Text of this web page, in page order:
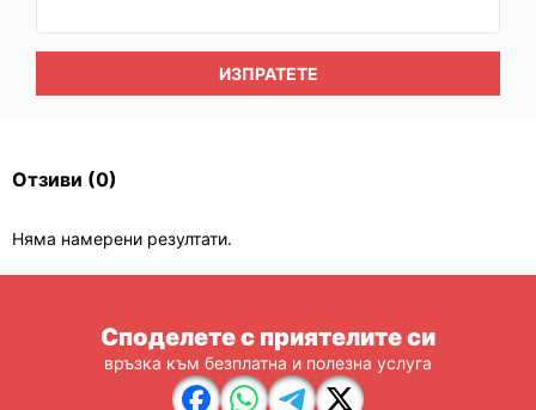
ИЗПРАТЕТЕ
Отзиви (0)
Няма намерени резултати.
Споделете с приятелите си
връзка към безплатна и полезна услуга